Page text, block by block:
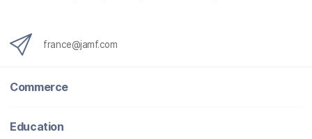
france@jamf.com
Commerce
Education